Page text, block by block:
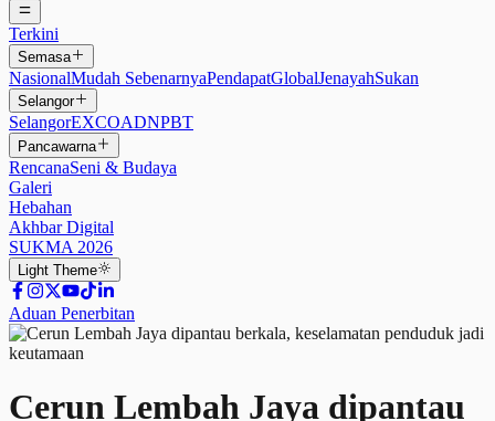
Terkini
Semasa
NasionalMudah SebenarnyaPendapatGlobalJenayahSukan
Selangor
SelangorEXCOADNPBT
Pancawarna
RencanaSeni & Budaya
Galeri
Hebahan
Akhbar Digital
SUKMA 2026
Light Theme
Aduan Penerbitan
Cerun Lembah Jaya dipantau